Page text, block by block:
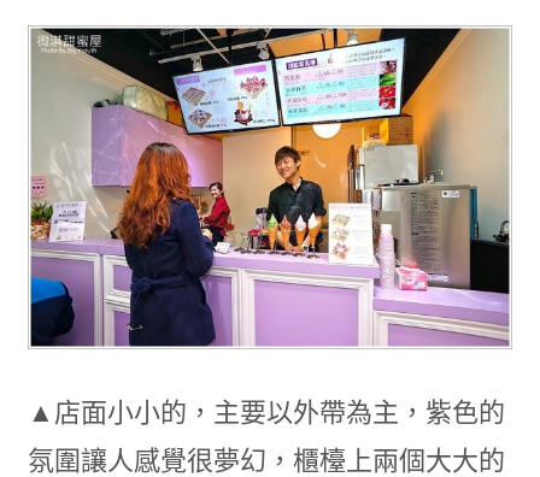
▲店面小小的，主要以外帶為主，紫色的
氛圍讓人感覺很夢幻，櫃檯上兩個大大的